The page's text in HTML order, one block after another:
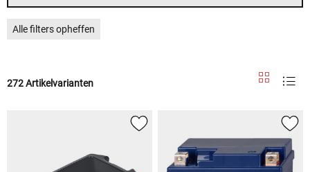
Alle filters opheffen
272 Artikelvarianten